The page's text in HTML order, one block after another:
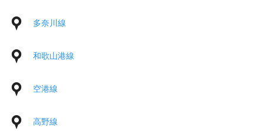
多奈川線
和歌山港線
空港線
高野線